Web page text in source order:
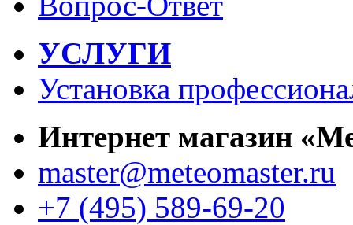
УСЛУГИ
Установка
Интернет магазин
master@meteomaster.ru
+7 (495) 589-69-20